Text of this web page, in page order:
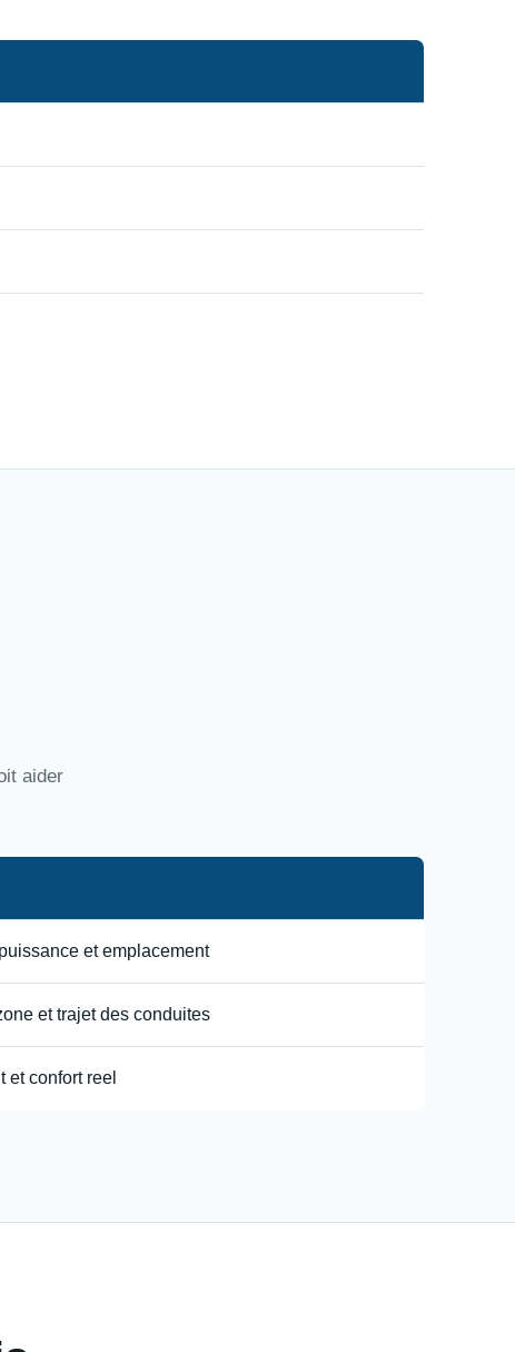
aider
et emplacement
et trajet des conduites
et confort reel